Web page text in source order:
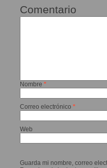
Comentario
Nombre *
Correo electrónico *
Web
Guarda mi nombre, correo